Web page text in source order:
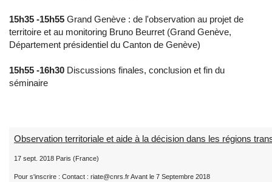
15h35 -15h55 Grand Genève : de l'observation au projet de
territoire et au monitoring Bruno Beurret (Grand Genève,
Département présidentiel du Canton de Genève)
15h55 -16h30 Discussions finales, conclusion et fin du
séminaire
Observation territoriale et aide à la décision dans les régions
17 sept. 2018 Paris (France)
Pour s'inscrire : Contact : riate@cnrs.fr Avant le 7 Septembre 2018